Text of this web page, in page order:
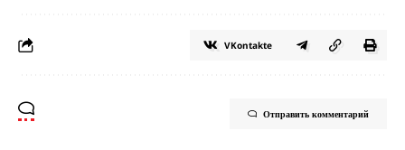
VKontakte
Отправить комментарий